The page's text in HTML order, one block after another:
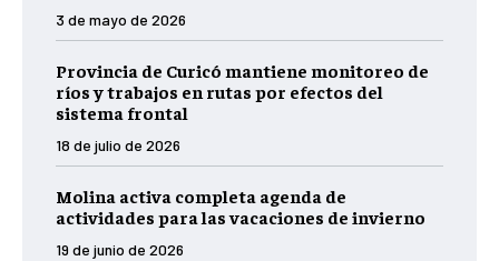
3 de mayo de 2026
Provincia de Curicó mantiene monitoreo de
ríos y trabajos en rutas por efectos del
sistema frontal
18 de julio de 2026
Molina activa completa agenda de
actividades para las vacaciones de invierno
19 de junio de 2026